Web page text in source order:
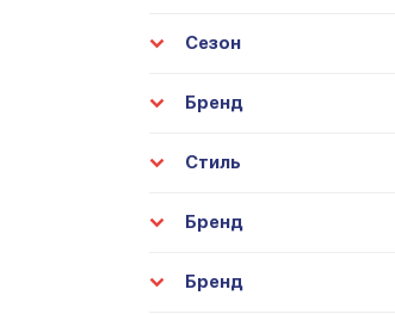
Сезон
Бренд
Стиль
Бренд
Бренд